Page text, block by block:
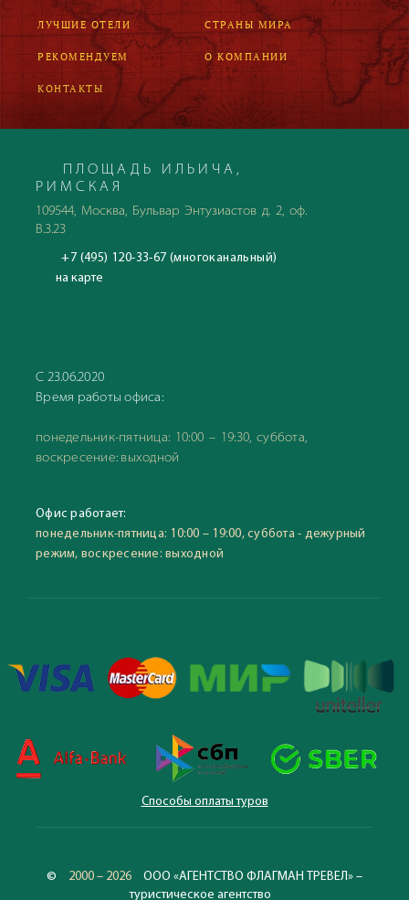
ЛУЧШИЕ ОТЕЛИ СТРАНЫ МИРА
РЕКОМЕНДУЕМ О КОМПАНИИ
КОНТАКТЫ
ПЛОЩАДЬ ИЛЬИЧА,
РИМСКАЯ
109544, Москва, Бульвар Энтузиастов д. 2, оф.
В.3.23
+7 (495) 120-33-67 (многоканальный)
на карте
С 23.06.2020
Время работы офиса:
понедельник-пятница: 10:00 – 19:30, суббота,
воскресение: выходной
Офис работает:
понедельник-пятница: 10:00 – 19:00, суббота - дежурный
режим, воскресение: выходной
Способы оплаты туров
© 2000 – 2026
ООО «АГЕНТСТВО ФЛАГМАН ТРЕВЕЛ» –
туристическое агентство